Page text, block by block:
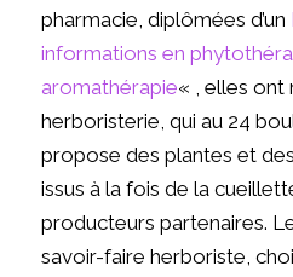
pharmacie, diplômées d’un
informations en
aromathérapie« , elles ont
herboristerie, qui au 24
propose des plantes et
issus à la fois de la
producteurs partenaires.
savoir-faire herboriste,